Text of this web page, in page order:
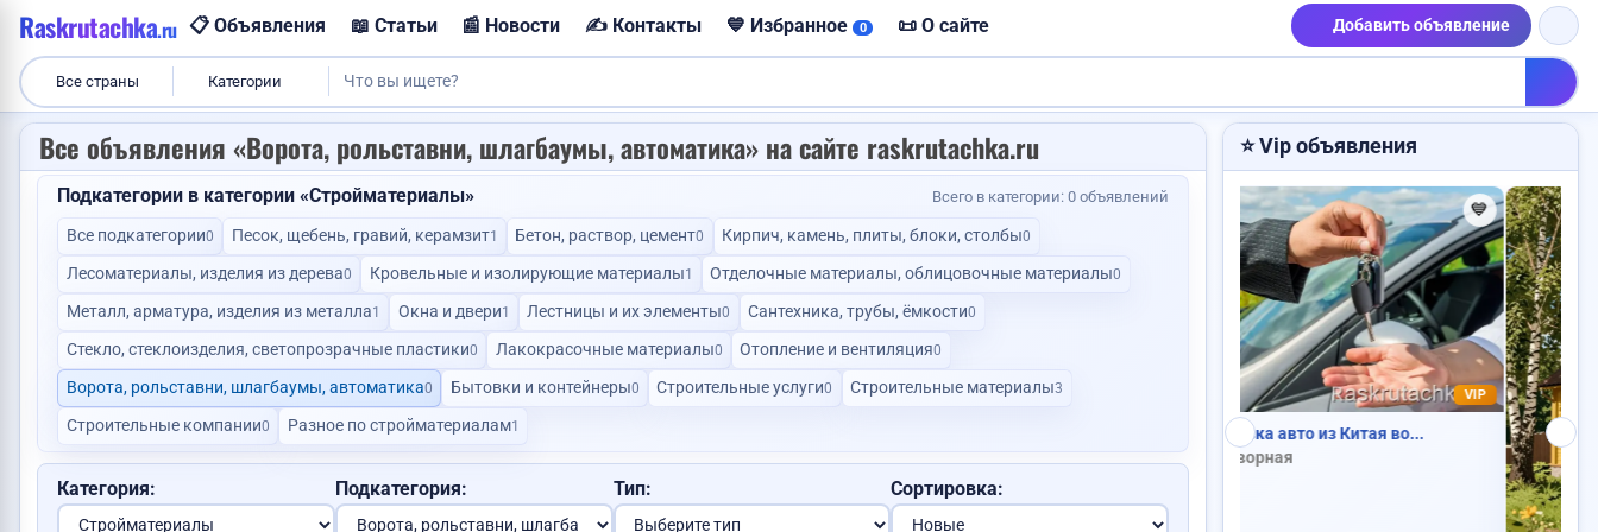
Сниму квартиру
Продам корову
Услуги каменщика
Услуги юриста
Требуется повар
Raskrutachka.ru 📋 Объявления 📖 Статьи 📰 Новости ✍️ Контакты 💙 Избранное 0 📜 О сайте Добавить объявление
Все страны Категории
Все объявления «Ворота, рольставни, шлагбаумы, автоматика» на сайте raskrutachka.ru
Подкатегории в категории «Стройматериалы» Всего в категории: 0 объявлений
Все подкатегории0 Песок, щебень, гравий, керамзит1 Бетон, раствор, цемент0 Кирпич, камень, плиты, блоки, столбы0
Лесоматериалы, изделия из дерева0 Кровельные и изолирующие материалы1 Отделочные материалы, облицовочные материалы0
Металл, арматура, изделия из металла1 Окна и двери1 Лестницы и их элементы0 Сантехника, трубы, ёмкости0
Стекло, стеклоизделия, светопрозрачные пластики0 Лакокрасочные материалы0 Отопление и вентиляция0
Ворота, рольставни, шлагбаумы, автоматика0 Бытовки и контейнеры0 Строительные услуги0 Строительные материалы3
Строительные компании0 Разное по стройматериалам1
Категория: Подкатегория: Тип: Сортировка:
⭐ Vip объявления
VIP
Помощь с закупкой товаров...
Договорная
💙